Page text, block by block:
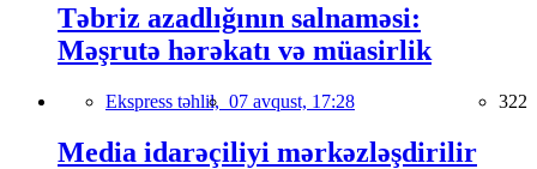
Təbriz azadlığının salnaməsi:
Məşrutə hərəkatı və müasirlik
Ekspress təhlil, 07 avqust, 17:28 322
Media idarəçiliyi mərkəzləşdirilir